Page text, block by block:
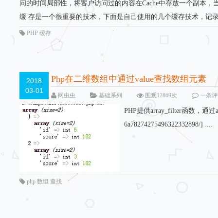
问的时间局部性，将客户访问过的内容在Cache中存放一个副本
缓 存是一个很重要的技术，下面是自己使用的几个缓存技术，记
PHP 缓存
2018
03-01
Php在二维数组中通过value查找数组元素
网虫虫 基础系列 围观12869次 一条
PHP提供array_filter函数，通
6a78274275496322332898/] ....
php 数组 查找